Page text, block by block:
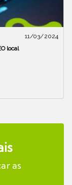
11/03/2024
local
as